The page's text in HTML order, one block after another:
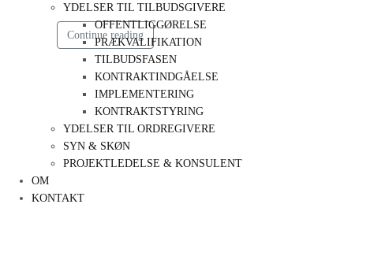
YDELSER TIL TILBUDSGIVERE
OFFENTLIGGØRELSE
PRÆKVALIFIKATION
TILBUDSFASEN
KONTRAKTINDGÅELSE
IMPLEMENTERING
KONTRAKTSTYRING
YDELSER TIL ORDREGIVERE
SYN & SKØN
PROJEKTLEDELSE & KONSULENT
OM
KONTAKT
Continue reading